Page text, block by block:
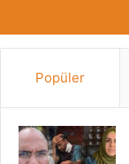
Popüler